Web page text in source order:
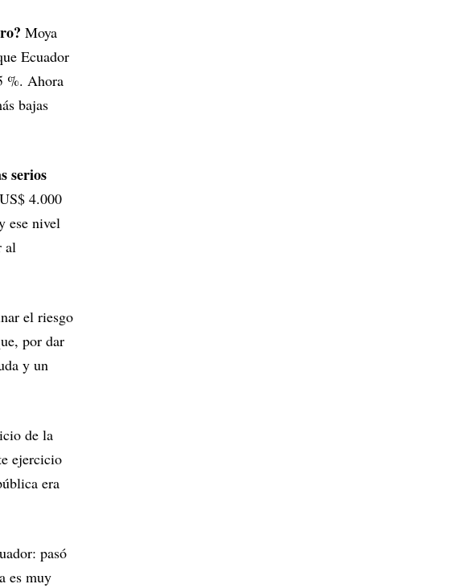
Moya
Ecuador
%. Ahora
bajas
serios
4.000
ese nivel
al
el riesgo
por dar
y un
de la
ejercicio
era
pasó
es muy